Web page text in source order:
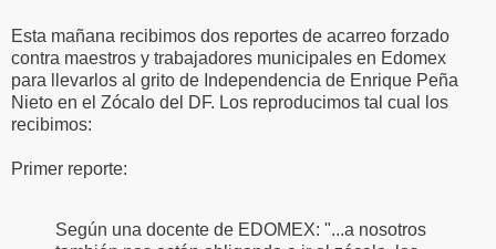
Esta mañana recibimos dos reportes de acarreo forzado
contra maestros y trabajadores municipales en Edomex
para llevarlos al grito de Independencia de Enrique Peña
Nieto en el Zócalo del DF. Los reproducimos tal cual los
recibimos:
Primer reporte:
Según una docente de EDOMEX: "...a nosotros